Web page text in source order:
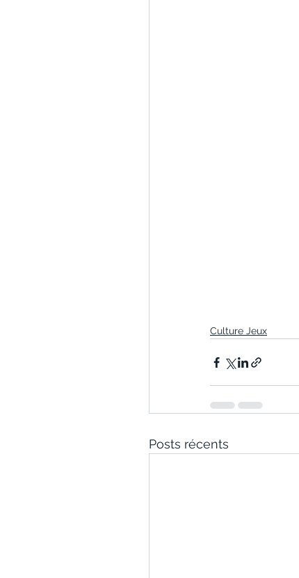
Culture Jeux
Posts récents